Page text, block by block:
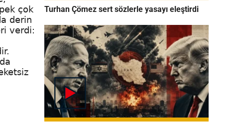
çok
derin
verdi:
Turhan Çömez sert sözlerle yasayı eleştirdi